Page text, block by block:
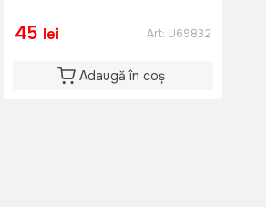
45 lei Art: U69832
Adaugă în coș